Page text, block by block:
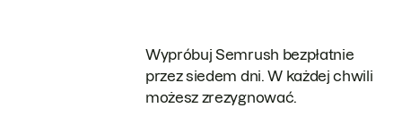
Wypróbuj Semrush bezpłatnie
przez siedem dni. W każdej chwili
możesz zrezygnować.